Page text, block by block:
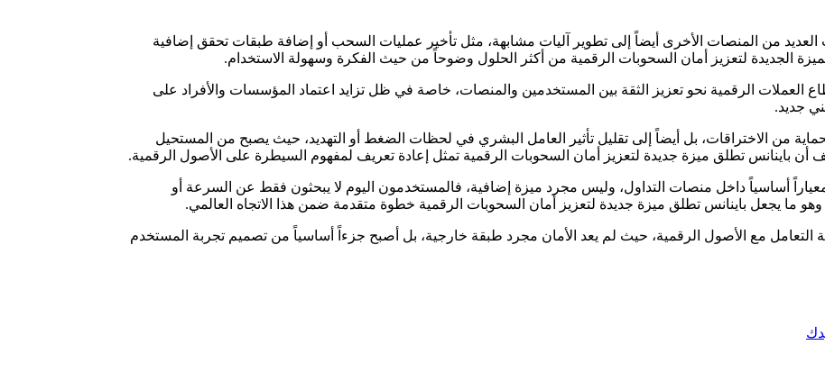
من المنصات الأخرى أيضاً إلى تطوير آليات مشابهة، مثل تأخير عمليات السحب أو إضافة طبقات تحقق إضافية
الجديدة لتعزيز أمان السحوبات الرقمية من أكثر الحلول وضوحاً من حيث الفكرة وسهولة الاستخدام.
الرقمية نحو تعزيز الثقة بين المستخدمين والمنصات، خاصة في ظل تزايد اعتماد المؤسسات والأفراد على
جديد.
من الاختراقات، بل أيضاً إلى تقليل تأثير العامل البشري في لحظات الضغط أو التهديد، حيث يصبح من المستحيل
أن باينانس تطلق ميزة جديدة لتعزيز أمان السحوبات الرقمية تمثل إعادة تعريف لمفهوم السيطرة على الأصول الرقمية.
أساسياً داخل منصات التداول، وليس مجرد ميزة إضافية، فالمستخدمون اليوم لا يبحثون فقط عن السرعة أو
ما يجعل باينانس تطلق ميزة جديدة لتعزيز أمان السحوبات الرقمية خطوة متقدمة ضمن هذا الاتجاه العالمي.
التعامل مع الأصول الرقمية، حيث لم يعد الأمان مجرد طبقة خارجية، بل أصبح جزءاً أساسياً من تصميم تجربة المستخدم